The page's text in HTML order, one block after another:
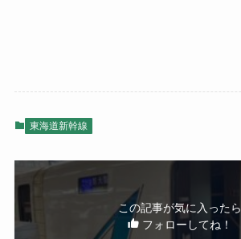
東海道新幹線
この記事が気に入ったら
フォローしてね！